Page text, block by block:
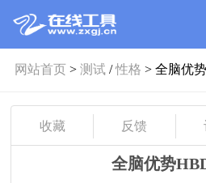
网站首页> 测试 /性格 > 全脑优
收藏 反馈
全脑优势